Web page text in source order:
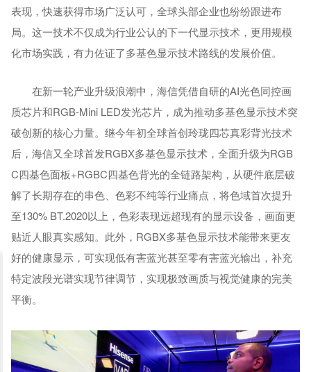
表现，快速获得市场广泛认可，全球头部企业也纷纷跟进布
局。这一技术不仅成为行业公认的下一代显示技术，更用规模
化市场实践，有力佐证了多基色显示技术路线的发展价值。
在新一轮产业升级浪潮中，海信凭借自研的AI光色同控画
质芯片和RGB-Mini LED发光芯片，成为推动多基色显示技术突
破创新的核心力量。继今年初全球首创玲珑四芯真彩背光技术
后，海信又全球首发RGBX多基色显示技术，全面升级为RGB
C四基色面板+RGBC四基色背光的全链路架构，从硬件底层破
解了长期存在的串色、色彩不纯等行业痛点，将色域首次提升
至130% BT.2020以上，色彩表现远超现有的显示设备，画面更
贴近人眼真实感知。此外，RGBX多基色显示技术能带来更友
好的健康显示，可实现低有害蓝光甚至零有害蓝光输出，补充
特定波段光谱实现节律调节，实现极致画质与视觉健康的完美
平衡。